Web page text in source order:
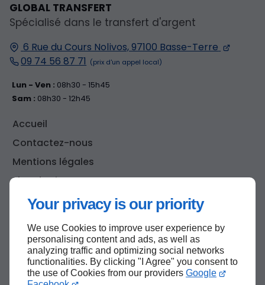
Your privacy is our priority
We use Cookies to improve user experience by
personalising content and ads, as well as
analyzing traffic and optimizing social networks
functionalities. By clicking "I Agree" you consent to
the use of Cookies from our providers Google
GLOBAL TRANSFERT
Spécialisé dans le transfert d'argent
6 Rue du Cours Nolivos, 97100 Basse-Terre
09 74 56 87 71
Lun - Ven : 08h30 - 15h45
Sam : 08h30 - 12h45
Accueil
Contactez-nous
Mentions légales
Plan du site
Haut de page